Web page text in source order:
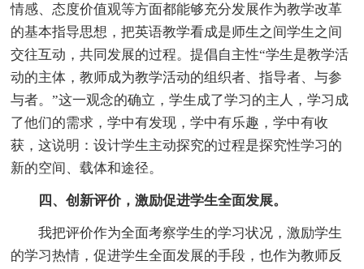
情感、态度价值观等方面都能够充分发展作为教学改革
的基本指导思想，把英语教学看成是师生之间学生之间
交往互动，共同发展的过程。提倡自主性“学生是教学活
动的主体，教师成为教学活动的组织者、指导者、与参
与者。”这一观念的确立，学生成了学习的主人，学习成
了他们的需求，学中有发现，学中有乐趣，学中有收
获，这说明：设计学生主动探究的过程是探究性学习的
新的空间、载体和途径。
四、创新评价，激励促进学生全面发展。
我把评价作为全面考察学生的学习状况，激励学生
的学习热情，促进学生全面发展的手段，也作为教师反